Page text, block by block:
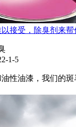
接受，除臭剂来帮
1-5
性油漆，我们的